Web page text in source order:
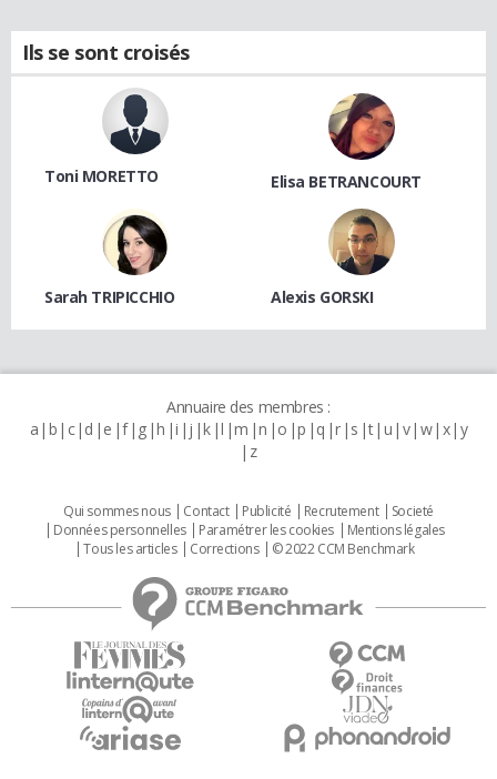
Ils se sont croisés
Toni MORETTO Elisa BETRANCOURT
Sarah TRIPICCHIO Alexis GORSKI
Annuaire des membres :
a b c d e f g h i j k l m n o p q r s t u v w x y
z
Qui sommes nous Contact Publicité Recrutement
Societé
Données personnelles
Paramétrer les cookies
Mentions légales
Tous les articles
Corrections © 2022 CCM Benchmark